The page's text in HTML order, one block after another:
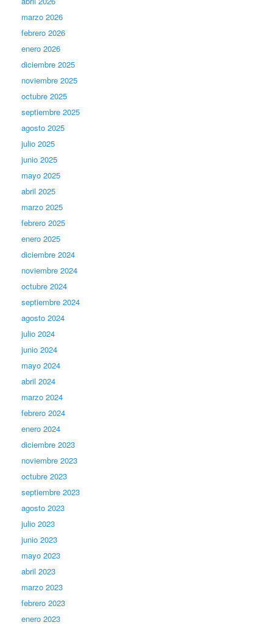
marzo 2026
febrero 2026
enero 2026
diciembre 2025
noviembre 2025
octubre 2025
septiembre 2025
agosto 2025
julio 2025
junio 2025
mayo 2025
abril 2025
marzo 2025
febrero 2025
enero 2025
diciembre 2024
noviembre 2024
octubre 2024
septiembre 2024
agosto 2024
julio 2024
junio 2024
mayo 2024
abril 2024
marzo 2024
febrero 2024
enero 2024
diciembre 2023
noviembre 2023
octubre 2023
septiembre 2023
agosto 2023
julio 2023
junio 2023
mayo 2023
abril 2023
marzo 2023
febrero 2023
enero 2023